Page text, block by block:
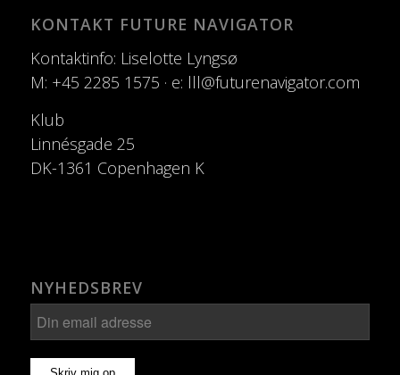
KONTAKT FUTURE NAVIGATOR
Kontaktinfo: Liselotte Lyngsø
M: +45 2285 1575 · e: lll@futurenavigator.com
Klub
Linnésgade 25
DK-1361 Copenhagen K
NYHEDSBREV